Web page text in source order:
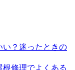
い？迷ったときの
修理でよくある